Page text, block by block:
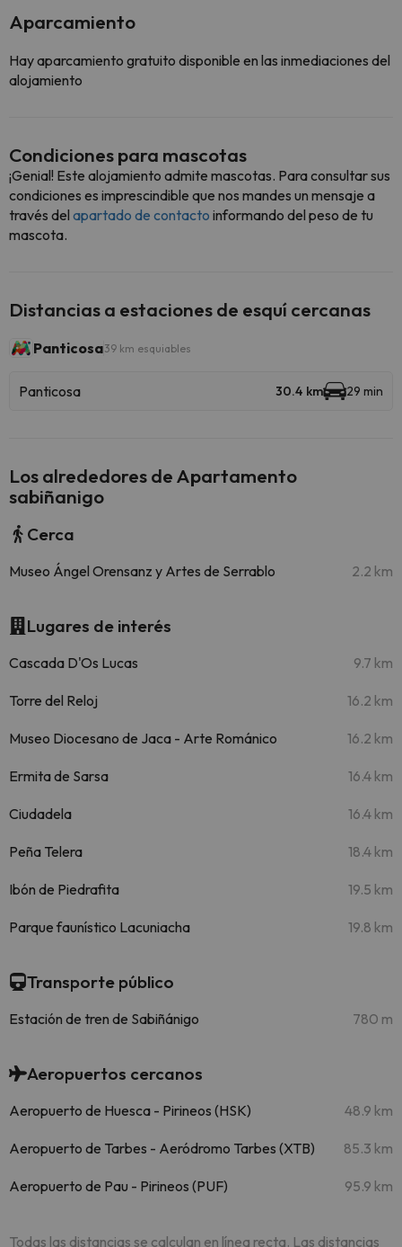
Aparcamiento
Hay aparcamiento gratuito disponible en las inmediaciones del
alojamiento
Condiciones para mascotas
¡Genial! Este alojamiento admite mascotas. Para consultar sus
condiciones es imprescindible que nos mandes un mensaje a
través del apartado de contacto informando del peso de tu
mascota.
Distancias a estaciones de esquí cercanas
Panticosa39 km esquiables
Panticosa 30.4 km 29 min
Los alrededores de Apartamento
sabiñanigo
Cerca
Museo Ángel Orensanz y Artes de Serrablo 2.2 km
Lugares de interés
Cascada D'Os Lucas 9.7 km
Torre del Reloj 16.2 km
Museo Diocesano de Jaca - Arte Románico 16.2 km
Ermita de Sarsa 16.4 km
Ciudadela 16.4 km
Peña Telera 18.4 km
Ibón de Piedrafita 19.5 km
Parque faunístico Lacuniacha 19.8 km
Transporte público
Estación de tren de Sabiñánigo 780 m
Aeropuertos cercanos
Aeropuerto de Huesca - Pirineos (HSK) 48.9 km
Aeropuerto de Tarbes - Aeródromo Tarbes (XTB) 85.3 km
Aeropuerto de Pau - Pirineos (PUF) 95.9 km
Todas las distancias se calculan en línea recta. Las distancias